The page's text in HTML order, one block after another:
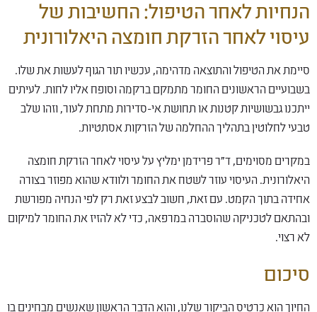
הנחיות לאחר הטיפול: החשיבות של
עיסוי לאחר הזרקת חומצה היאלורונית
סיימת את הטיפול והתוצאה מדהימה, עכשיו תור הגוף לעשות את שלו.
בשבועיים הראשונים החומר מתמקם ברקמה וסופח אליו לחות. לעיתים
ייתכנו גבשושיות קטנות או תחושת אי-סדירות מתחת לעור, וזהו שלב
טבעי לחלוטין בתהליך ההחלמה של הזרקות אסתטיות.
במקרים מסוימים, ד"ר פרידמן ימליץ על עיסוי לאחר הזרקת חומצה
היאלורונית. העיסוי עוזר לשטח את החומר ולוודא שהוא מפוזר בצורה
אחידה בתוך הקמט. עם זאת, חשוב לבצע זאת רק לפי הנחיה מפורשת
ובהתאם לטכניקה שהוסברה במרפאה, כדי לא להזיז את החומר למיקום
לא רצוי.
סיכום
החיוך הוא כרטיס הביקור שלנו, והוא הדבר הראשון שאנשים מבחינים בו